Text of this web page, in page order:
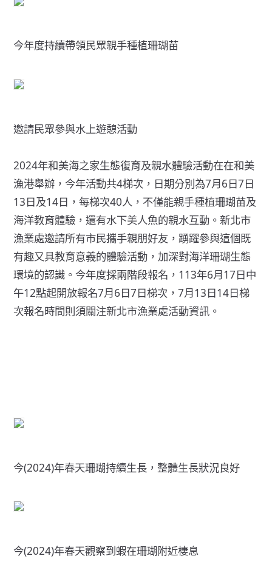
今年度持續帶領民眾親手種植珊瑚苗
邀請民眾參與水上遊憩活動
2024年和美海之家生態復育及親水體驗活動在在和美
漁港舉辦，今年活動共4梯次，日期分別為7月6日7日
13日及14日，每梯次40人，不僅能親手種植珊瑚苗及
海洋教育體驗，還有水下美人魚的親水互動。新北市
漁業處邀請所有市民攜手親朋好友，踴躍參與這個既
有趣又具教育意義的體驗活動，加深對海洋珊瑚生態
環境的認識。今年度採兩階段報名，113年6月17日中
午12點起開放報名7月6日7日梯次，7月13日14日梯
次報名時間則須關注新北市漁業處活動資訊。
今(2024)年春天珊瑚持續生長，整體生長狀況良好
今(2024)年春天觀察到蝦在珊瑚附近棲息